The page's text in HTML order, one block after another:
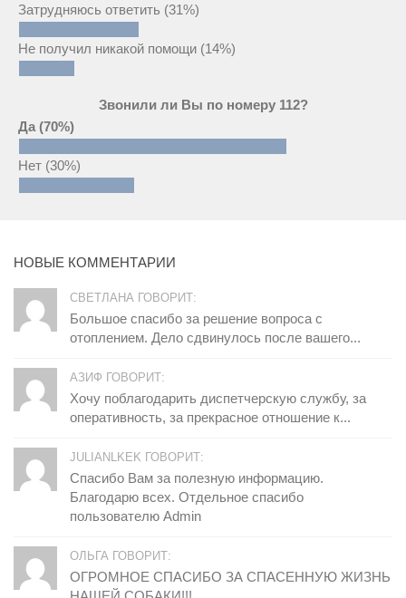
Затрудняюсь ответить (31%)
Не получил никакой помощи (14%)
Звонили ли Вы по номеру 112?
Да (70%)
Нет (30%)
НОВЫЕ КОММЕНТАРИИ
СВЕТЛАНА ГОВОРИТ:
Большое спасибо за решение вопроса с
отоплением. Дело сдвинулось после вашего...
АЗИФ ГОВОРИТ:
Хочу поблагодарить диспетчерскую службу, за
оперативность, за прекрасное отношение к...
JULIANLKEK ГОВОРИТ:
Спасибо Вам за полезную информацию.
Благодарю всех. Отдельное спасибо
пользователю Admin
ОЛЬГА ГОВОРИТ:
ОГРОМНОЕ СПАСИБО ЗА СПАСЕННУЮ ЖИЗНЬ